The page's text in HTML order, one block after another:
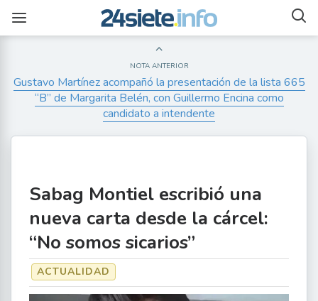
NOTA ANTERIOR
Gustavo Martínez acompañó la presentación de la lista 665
“B” de Margarita Belén, con Guillermo Encina como
candidato a intendente
Sabag Montiel escribió una
nueva carta desde la cárcel:
“No somos sicarios”
ACTUALIDAD